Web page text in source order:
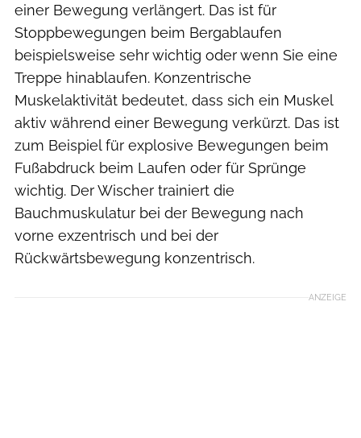
einer Bewegung verlängert. Das ist für
Stoppbewegungen beim Bergablaufen
beispielsweise sehr wichtig oder wenn Sie eine
Treppe hinablaufen. Konzentrische
Muskelaktivität bedeutet, dass sich ein Muskel
aktiv während einer Bewegung verkürzt. Das ist
zum Beispiel für explosive Bewegungen beim
Fußabdruck beim Laufen oder für Sprünge
wichtig. Der Wischer trainiert die
Bauchmuskulatur bei der Bewegung nach
vorne exzentrisch und bei der
Rückwärtsbewegung konzentrisch.
ANZEIGE